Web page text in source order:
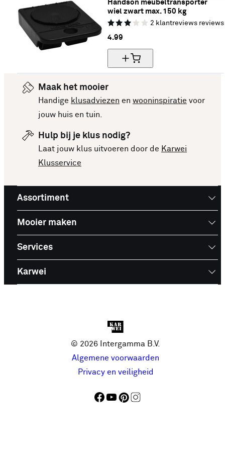
Handson meubeltransporter
wiel zwart max. 150 kg
2 klantreviews reviews
4.99
Maak het mooier
Handige klusadviezen en wooninspiratie voor
jouw huis en tuin.
Hulp bij je klus nodig?
Laat jouw klus uitvoeren door de Karwei
Klusservice
Assortiment
Mooier maken
Services
Karwei
© 2026 Intergamma B.V.
Algemene voorwaarden
Privacy en veiligheid